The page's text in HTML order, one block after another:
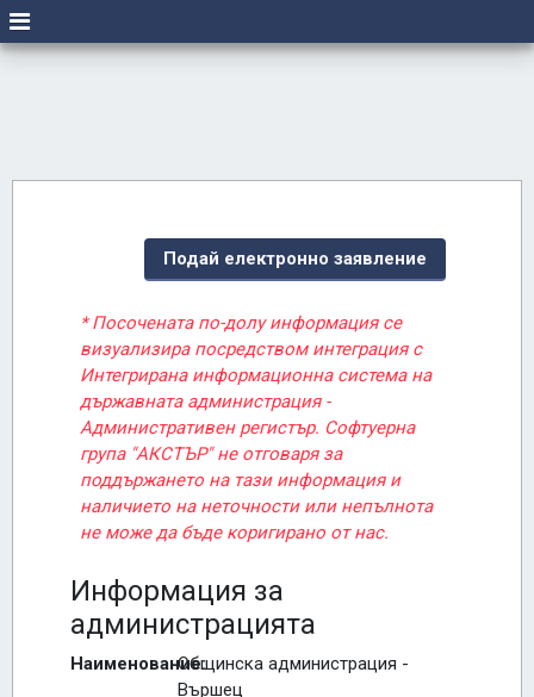
Подай електронно заявление
* Посочената по-долу информация се
визуализира посредством интеграция с
Интегрирана информационна система на
държавната администрация -
Административен регистър. Софтуерна
група "АКСТЪР" не отговаря за
поддържането на тази информация и
наличието на неточности или непълнота
не може да бъде коригирано от нас.
Информация за
администрацията
Наименование:Общинска администрация -
Вършец